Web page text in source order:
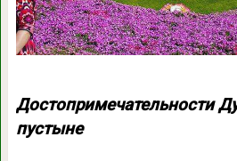
Достопримечательности
пустыне